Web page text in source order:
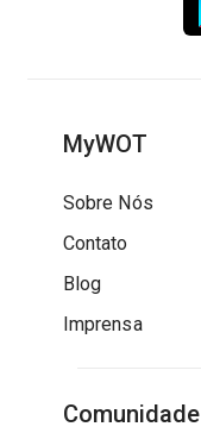
MyWOT
Sobre Nós
Contato
Blog
Imprensa
Comunidade